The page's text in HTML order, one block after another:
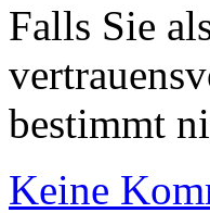
Falls Sie
bestimmt
Keine